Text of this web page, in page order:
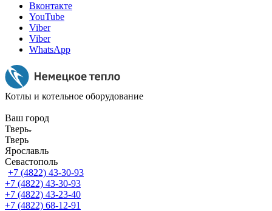
Вконтакте
YouTube
Viber
Viber
WhatsApp
Котлы и котельное оборудование
Ваш город
Тверь
Тверь
Ярославль
Севастополь
+7 (4822) 43-30-93
+7 (4822) 43-30-93
+7 (4822) 43-23-40
+7 (4822) 68-12-91